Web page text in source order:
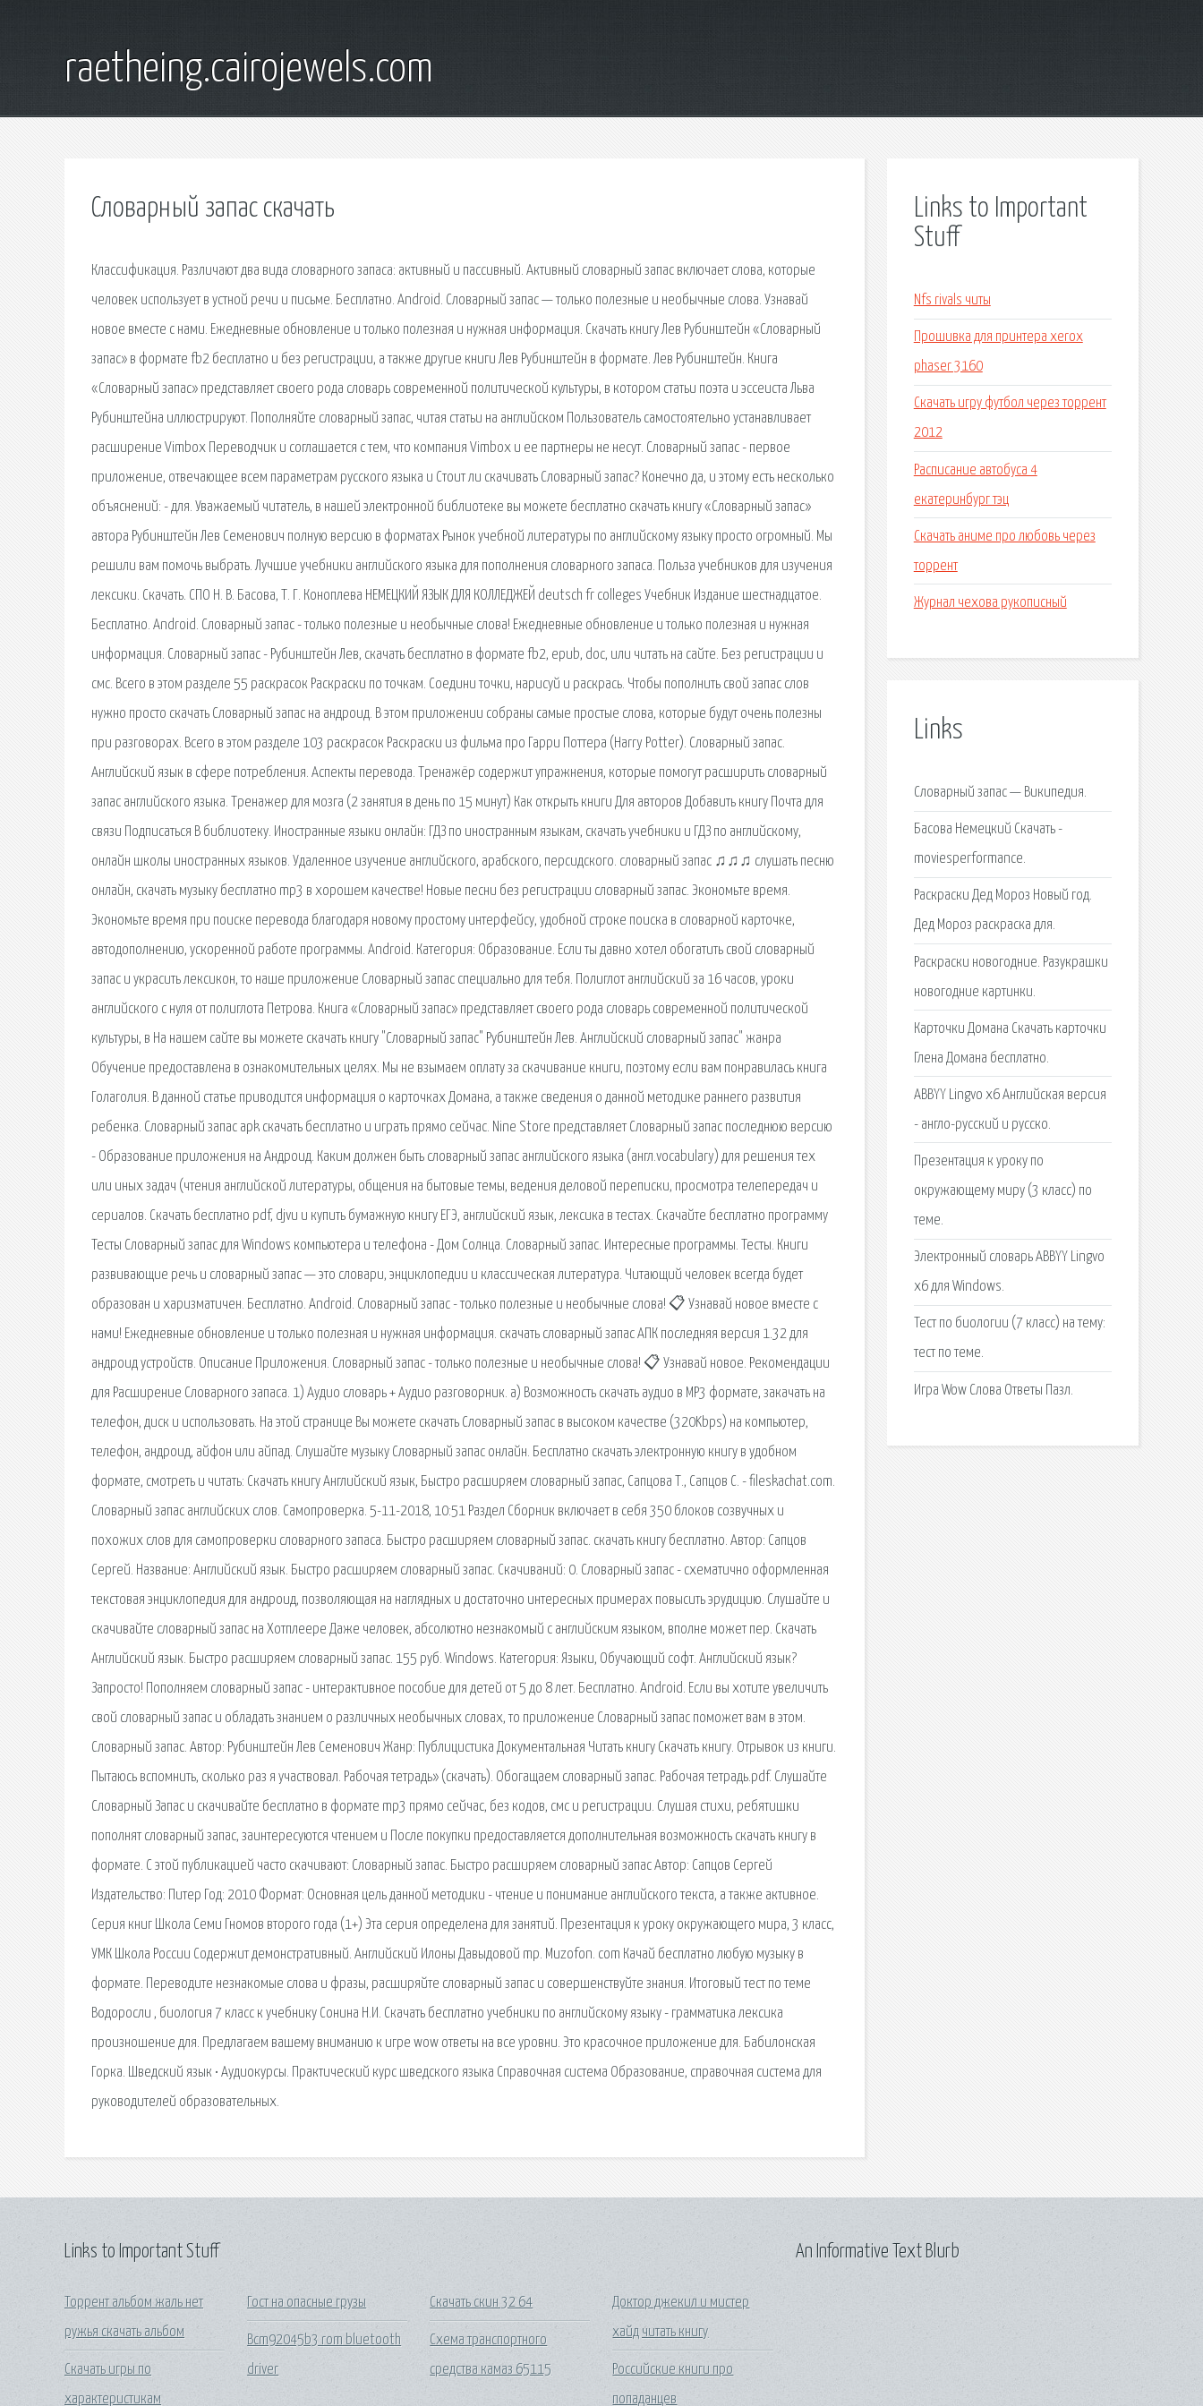
raetheing.cairojewels.com
Словарный запас скачать
Классификация. Различают два вида словарного запаса: активный и пассивный. Активный словарный запас включает слова, которые
человек использует в устной речи и письме. Бесплатно. Android. Словарный запас — только полезные и необычные слова. Узнавай
новое вместе с нами. Ежедневные обновление и только полезная и нужная информация. Скачать книгу Лев Рубинштейн «Словарный
запас» в формате fb2 бесплатно и без регистрации, а также другие книги Лев Рубинштейн в формате. Лев Рубинштейн. Книга
«Словарный запас» представляет своего рода словарь современной политической культуры, в котором статьи поэта и эссеиста Льва
Рубинштейна иллюстрируют. Пополняйте словарный запас, читая статьи на английском Пользователь самостоятельно устанавливает
расширение Vimbox Переводчик и соглашается с тем, что компания Vimbox и ее партнеры не несут. Словарный запас - первое
приложение, отвечающее всем параметрам русского языка и Стоит ли скачивать Словарный запас? Конечно да, и этому есть несколько
объяснений: - для. Уважаемый читатель, в нашей электронной библиотеке вы можете бесплатно скачать книгу «Словарный запас»
автора Рубинштейн Лев Семенович полную версию в форматах Рынок учебной литературы по английскому языку просто огромный. Мы
решили вам помочь выбрать. Лучшие учебники английского языка для пополнения словарного запаса. Польза учебников для изучения
лексики. Скачать. СПО Н. В. Басова, Т. Г. Коноплева НЕМЕЦКИЙ ЯЗЫК ДЛЯ КОЛЛЕДЖЕЙ deutsch fr colleges Учебник Издание шестнадцатое.
Бесплатно. Android. Словарный запас - только полезные и необычные слова! Ежедневные обновление и только полезная и нужная
информация. Словарный запас - Рубинштейн Лев, скачать бесплатно в формате fb2, epub, doc, или читать на сайте. Без регистрации и
смс. Всего в этом разделе 55 раскрасок Раскраски по точкам. Соедини точки, нарисуй и раскрась. Чтобы пополнить свой запас слов
нужно просто скачать Словарный запас на андроид. В этом приложении собраны самые простые слова, которые будут очень полезны
при разговорах. Всего в этом разделе 103 раскрасок Раскраски из фильма про Гарри Поттера (Harry Potter). Словарный запас.
Английский язык в сфере потребления. Аспекты перевода. Тренажёр содержит упражнения, которые помогут расширить словарный
запас английского языка. Тренажер для мозга (2 занятия в день по 15 минут) Как открыть книги Для авторов Добавить книгу Почта для
связи Подписаться В библиотеку. Иностранные языки онлайн: ГДЗ по иностранным языкам, скачать учебники и ГДЗ по английскому,
онлайн школы иностранных языков. Удаленное изучение английского, арабского, персидского. словарный запас ♫♫♫ слушать песню
онлайн, скачать музыку бесплатно mp3 в хорошем качестве! Новые песни без регистрации словарный запас. Экономьте время.
Экономьте время при поиске перевода благодаря новому простому интерфейсу, удобной строке поиска в словарной карточке,
автодополнению, ускоренной работе программы. Android. Категория: Образование. Если ты давно хотел обогатить свой словарный
запас и украсить лексикон, то наше приложение Словарный запас специально для тебя. Полиглот английский за 16 часов, уроки
английского с нуля от полиглота Петрова. Книга «Словарный запас» представляет своего рода словарь современной политической
культуры, в На нашем сайте вы можете скачать книгу "Словарный запас" Рубинштейн Лев. Английский словарный запас" жанра
Обучение предоставлена в ознакомительных целях. Мы не взымаем оплату за скачивание книги, поэтому если вам понравилась книга
Голаголия. В данной статье приводится информация о карточках Домана, а также сведения о данной методике раннего развития
ребенка. Словарный запас apk скачать бесплатно и играть прямо сейчас. Nine Store представляет Словарный запас последнюю версию
- Образование приложения на Андроид. Каким должен быть словарный запас английского языка (англ.vocabulary) для решения тех
или иных задач (чтения английской литературы, общения на бытовые темы, ведения деловой переписки, просмотра телепередач и
сериалов. Скачать бесплатно pdf, djvu и купить бумажную книгу ЕГЭ, английский язык, лексика в тестах. Скачайте бесплатно программу
Тесты Словарный запас для Windows компьютера и телефона - Дом Солнца. Словарный запас. Интересные программы. Тесты. Книги
развивающие речь и словарный запас — это словари, энциклопедии и классическая литература. Читающий человек всегда будет
образован и харизматичен. Бесплатно. Android. Словарный запас - только полезные и необычные слова! 📋 Узнавай новое вместе с
нами! Ежедневные обновление и только полезная и нужная информация. скачать словарный запас АПК последняя версия 1.32 для
андроид устройств. Описание Приложения. Словарный запас - только полезные и необычные слова! 📋 Узнавай новое. Рекомендации
для Расширение Словарного запаса. 1) Аудио словарь + Аудио разговорник. a) Возможность скачать аудио в MP3 формате, закачать на
телефон, диск и использовать. На этой странице Вы можете скачать Словарный запас в высоком качестве (320Kbps) на компьютер,
телефон, андроид, айфон или айпад. Слушайте музыку Словарный запас онлайн. Бесплатно скачать электронную книгу в удобном
формате, смотреть и читать: Скачать книгу Английский язык, Быстро расширяем словарный запас, Сапцова Т., Сапцов С. - fileskachat.com.
Словарный запас английских слов. Самопроверка. 5-11-2018, 10:51 Раздел Сборник включает в себя 350 блоков созвучных и
похожих слов для самопроверки словарного запаса. Быстро расширяем словарный запас. скачать книгу бесплатно. Автор: Сапцов
Сергей. Название: Английский язык. Быстро расширяем словарный запас. Скачиваний: 0. Словарный запас - схематично оформленная
текстовая энциклопедия для андроид, позволяющая на наглядных и достаточно интересных примерах повысить эрудицию. Слушайте и
скачивайте словарный запас на Хотплеере Даже человек, абсолютно незнакомый с английским языком, вполне может пер. Скачать
Английский язык. Быстро расширяем словарный запас. 155 руб. Windows. Категория: Языки, Обучающий софт. Английский язык?
Запросто! Пополняем словарный запас - интерактивное пособие для детей от 5 до 8 лет. Бесплатно. Android. Если вы хотите увеличить
свой словарный запас и обладать знанием о различных необычных словах, то приложение Словарный запас поможет вам в этом.
Словарный запас. Автор: Рубинштейн Лев Семенович Жанр: Публицистика Документальная Читать книгу Скачать книгу. Отрывок из книги.
Пытаюсь вспомнить, сколько раз я участвовал. Рабочая тетрадь» (скачать). Обогащаем словарный запас. Рабочая тетрадь.pdf. Слушайте
Словарный Запас и скачивайте бесплатно в формате mp3 прямо сейчас, без кодов, смс и регистрации. Слушая стихи, ребятишки
пополнят словарный запас, заинтересуются чтением и После покупки предоставляется дополнительная возможность скачать книгу в
формате. С этой публикацией часто скачивают: Словарный запас. Быстро расширяем словарный запас Автор: Сапцов Сергей
Издательство: Питер Год: 2010 Формат: Основная цель данной методики - чтение и понимание английского текста, а также активное.
Серия книг Школа Семи Гномов второго года (1+) Эта серия определена для занятий. Презентация к уроку окружающего мира, 3 класс,
УМК Школа России Содержит демонстративный. Английский Илоны Давыдовой mp. Muzofon. com Качай бесплатно любую музыку в
формате. Переводите незнакомые слова и фразы, расширяйте словарный запас и совершенствуйте знания. Итоговый тест по теме
Водоросли , биология 7 класс к учебнику Сонина Н.И. Скачать бесплатно учебники по английскому языку - грамматика лексика
произношение для. Предлагаем вашему вниманию к игре wow ответы на все уровни. Это красочное приложение для. Бабилонская
Горка. Шведский язык • Аудиокурсы. Практический курс шведского языка Справочная система Образование, справочная система для
руководителей образовательных.
Links to Important
Stuff
Nfs rivals читы
Прошивка для принтера xerox
phaser 3160
Скачать игру футбол через торрент
2012
Расписание автобуса 4
екатеринбург тэц
Скачать аниме про любовь через
торрент
Журнал чехова рукописный
Links
Словарный запас — Википедия.
Басова Немецкий Скачать -
moviesperformance.
Раскраски Дед Мороз Новый год.
Дед Мороз раскраска для.
Раскраски новогодние. Разукрашки
новогодние картинки.
Карточки Домана Скачать карточки
Глена Домана бесплатно.
ABBYY Lingvo x6 Английская версия
- англо-русский и русско.
Презентация к уроку по
окружающему миру (3 класс) по
теме.
Электронный словарь ABBYY Lingvo
x6 для Windows.
Тест по биологии (7 класс) на тему:
тест по теме.
Игра Wow Слова Ответы Пазл.
Links to Important Stuff
Торрент альбом жаль нет
ружья скачать альбом
Скачать игры по
характеристикам
Гост на опасные грузы
Bcm92045b3 rom bluetooth
driver
Скачать скин 32 64
Схема транспортного
средства камаз 65115
Доктор джекил и мистер
хайд читать книгу
Российские книги про
попаданцев
An Informative Text Blurb